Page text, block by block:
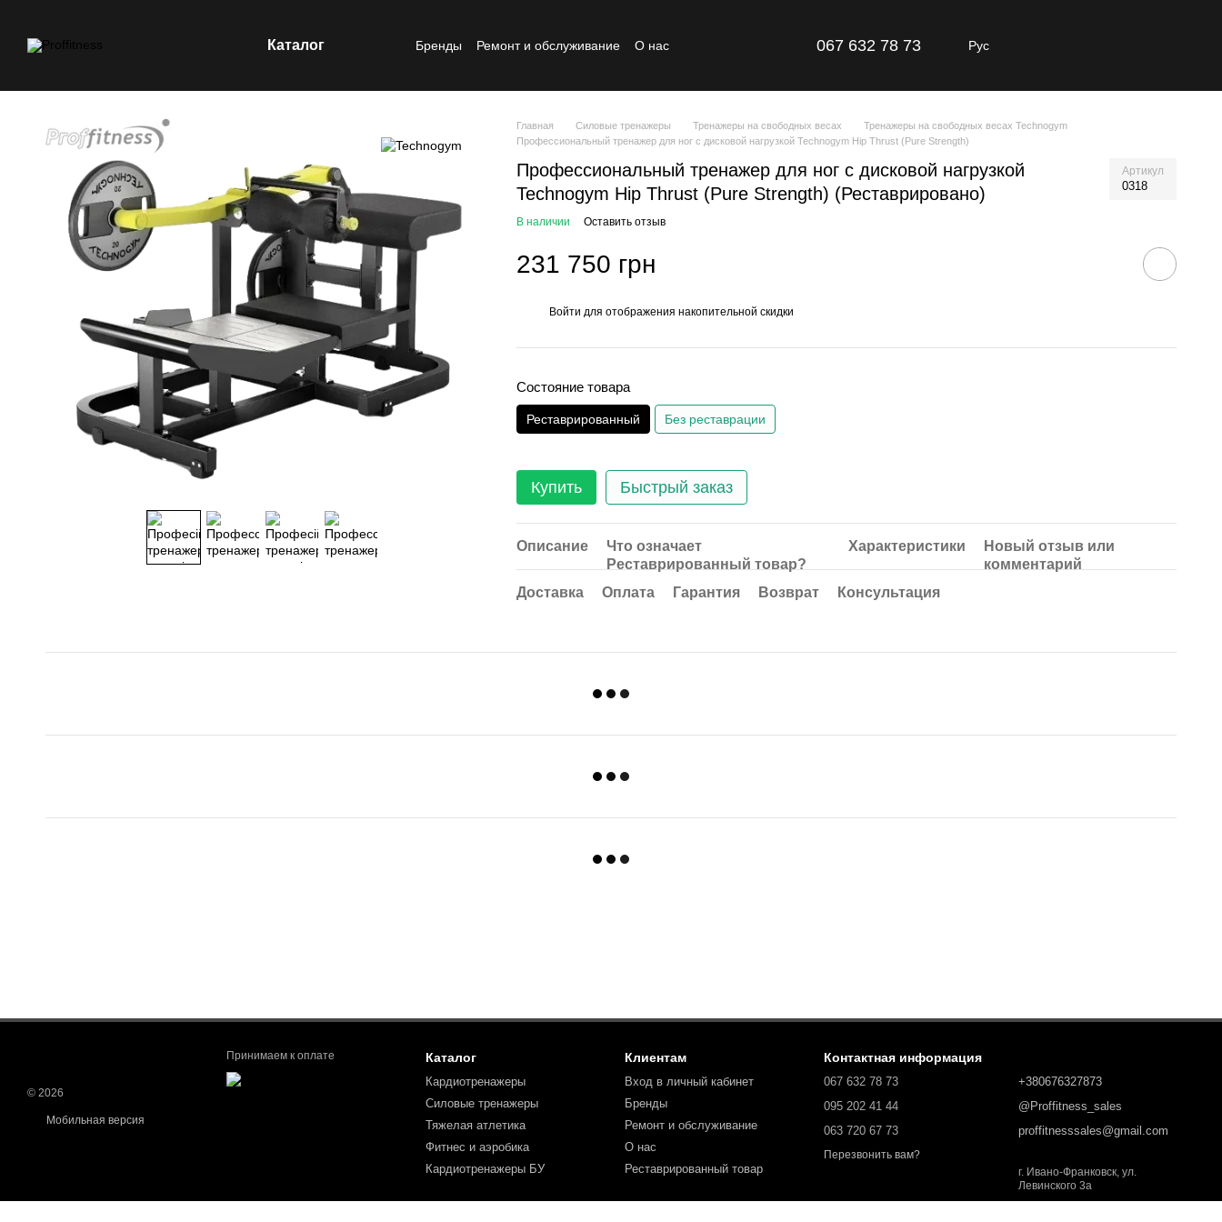
Каталог Бренды Ремонт и обслуживание
О нас
067 632 78 73 Рус
Главная Силовые тренажеры Тренажеры на свободных весах
Тренажеры на свободных весах Technogym
Профессиональный тренажер для ног с дисковой нагрузкой Technogym Hip Thrust (Pure Strength)
Профессиональный тренажер для ног с дисковой нагрузкой
Technogym Hip Thrust (Pure Strength) (Реставрировано)
Артикул
0318
В наличии Оставить отзыв
231 750 грн
Войти для отображения накопительной скидки
Состояние товара
Реставрированный Без реставрации
Купить Быстрый заказ
Описание
Что означает
Реставрированный товар?
Характеристики
Новый отзыв или
комментарий
Доставка
Оплата Гарантия Возврат Консультация
© 2026
Мобильная версия
Принимаем к оплате Каталог
Кардиотренажеры
Силовые тренажеры
Тяжелая атлетика
Фитнес и аэробика
Кардиотренажеры БУ
Клиентам
Вход в личный кабинет
Бренды
Ремонт и обслуживание
О нас
Реставрированный товар
Контактная информация
067 632 78 73
095 202 41 44
063 720 67 73
Перезвонить вам?
+380676327873
@Proffitness_sales
proffitnesssales@gmail.com
г. Ивано-Франковск, ул.
Левинского 3а